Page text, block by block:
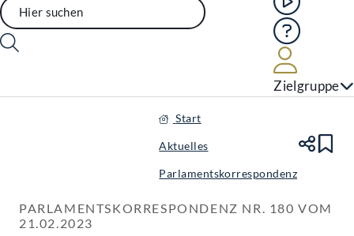
Hilfe
Zielgruppe
Start
Aktuelles
Parlamentskorrespondenz
PARLAMENTSKORRESPONDENZ NR. 180 VOM
21.02.2023